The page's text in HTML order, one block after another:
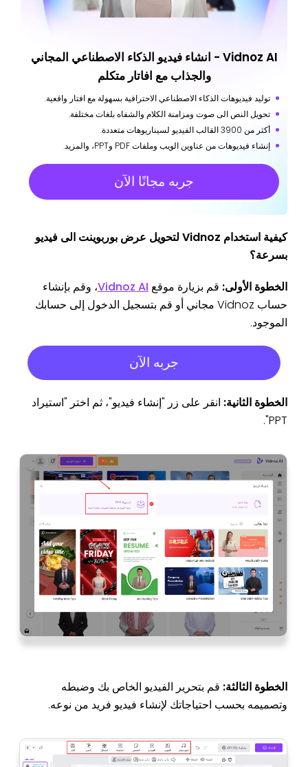
Vidnoz AI - انشاء فيديو الذكاء الاصطناعي المجاني
والجذاب مع افاتار متكلم
توليد فيديوهات الذكاء الاصطناعي الاحترافية بسهولة مع افتار واقعية.
تحويل النص الى صوت ومزامنة الكلام والشفاه بلغات مختلفة.
أكثر من 3900 القالب الفيديو لسيناريوهات متعددة.
إنشاء فيديوهات من عناوين الويب وملفات PDF وPPT، والمزيد.
جربه مجانًا الآن
كيفية استخدام Vidnoz لتحويل عرض بوربوينت الى فيديو
بسرعة؟
الخطوة الأولى: قم بزيارة موقع Vidnoz AI، وقم بإنشاء
حساب Vidnoz مجاني أو قم بتسجيل الدخول إلى حسابك
الموجود.
جربه الآن
الخطوة الثانية: انقر على زر "إنشاء فيديو"، ثم اختر "استيراد
PPT".
الخطوة الثالثة: قم بتحرير الفيديو الخاص بك وضبطه
وتصميمه بحسب احتياجاتك لإنشاء فيديو فريد من نوعه.